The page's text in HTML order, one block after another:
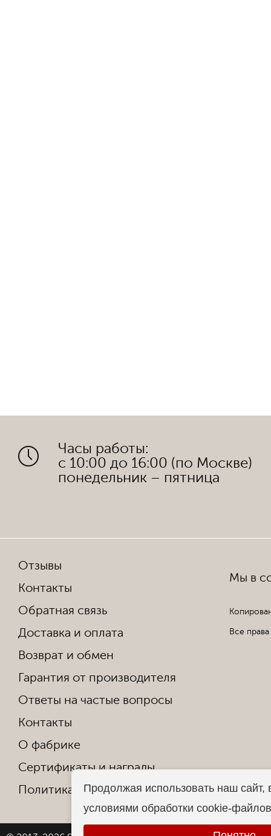
Часы работы:
с 10:00 до 16:00 (по Москве)
понедельник – пятница
Отзывы
Контакты
Обратная связь
Доставка и оплата
Возврат и обмен
Гарантия от производителя
Ответы на частые вопросы
Контакты
О фабрике
Сертификаты и награды
Политика конфиденциальности
Мы в
Все
Продолжая использовать наш сайт,
условиями обработки cookie-